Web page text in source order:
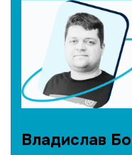
Владислав